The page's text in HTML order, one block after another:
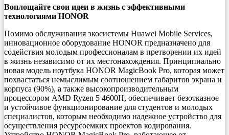
Воплощайте свои идеи в жизнь с эффективными
технологиями HONOR
Помимо обслуживания экосистемы Huawei Mobile Services,
инновационное оборудование HONOR предназначено для
содействия молодым профессионалам в претворении их идей
в жизнь независимо от их местонахождения. Принципиально
новая модель ноутбука HONOR MagicBook Pro, которая может
похвастаться немыслимым соотношением габаритов экрана и
корпуса (90%), а также высокопроизводительным
процессором AMD Ryzen 5 4600H, обеспечивает безотказное
и устойчивое функционирование для студентов и молодых
специалистов, которым необходимо надежное устройство для
осуществления ресурсоемких проектов кодирования.